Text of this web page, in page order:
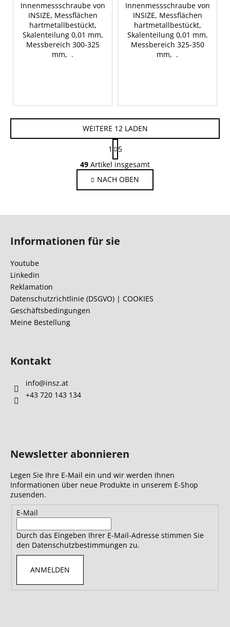
Innenmessschraube von
INSIZE, Messflächen
hartmetallbestückt,
Skalenteilung 0,01 mm,
Messbereich 300-325
mm, .
Innenmessschraube von
INSIZE, Messflächen
hartmetallbestückt,
Skalenteilung 0,01 mm,
Messbereich 325-350
mm, .
S
t
e
u
r
l
e
t
e
WEITERE 12 LADEN
P
a
g
i
n
i
g
1
5
49 Artikel insgesamt
NACH OBEN
Informationen für sie
Youtube
Linkedin
Reklamation
Datenschutzrichtlinie (DSGVO) | COOKIES
Geschäftsbedingungen
Meine Bestellung
Kontakt
info@insz.at
+43 720 143 134
Newsletter abonnieren
Legen Sie Ihre E-Mail ein und wir werden Ihnen
Informationen über neue Produkte in unserem E-Shop
zusenden.
E-Mail
Durch das Eingeben Ihrer E-Mail-Adresse stimmen Sie
den Datenschutzbestimmungen zu.
ANMELDEN